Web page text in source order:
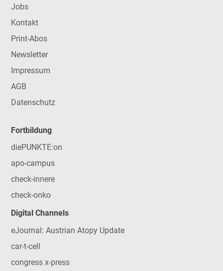
Jobs
Kontakt
Print-Abos
Newsletter
Impressum
AGB
Datenschutz
Fortbildung
diePUNKTE:on
apo-campus
check-innere
check-onko
Digital Channels
eJournal: Austrian Atopy Update
car-t-cell
congress x-press